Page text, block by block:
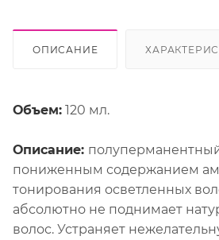
ОПИСАНИЕ
Объем: 120 мл.
Описание:
пониженным содержанием
тонирования осветленных
абсолютно не поднимает
волос. Устраняет